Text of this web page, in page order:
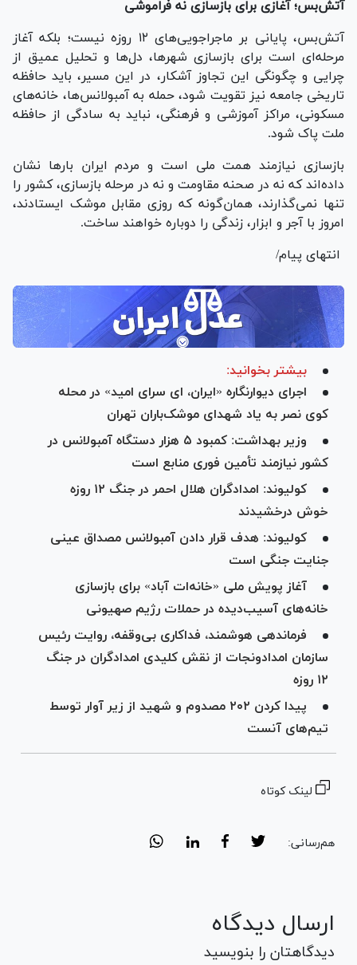
آتش‌بس؛ آغازی برای بازسازی نه فراموشی
آتش‌بس، پایانی بر ماجراجویی‌های ۱۲ روزه نیست؛ بلکه آغاز
مرحله‌ای است برای بازسازی شهرها، دل‌ها و تحلیل عمیق از
چرایی و چگونگی این تجاوز آشکار، در این مسیر، باید حافظه
تاریخی جامعه نیز تقویت شود، حمله به آمبولانس‌ها، خانه‌های
مسکونی، مراکز آموزشی و فرهنگی، نباید به سادگی از حافظه
ملت پاک شود.
بازسازی نیازمند همت ملی است و مردم ایران بار‌ها نشان
داده‌اند که نه در صحنه مقاومت و نه در مرحله بازسازی، کشور را
تنها نمی‌گذارند، همان‌گونه که روزی مقابل موشک ایستادند،
امروز با آجر و ابزار، زندگی را دوباره خواهند ساخت.
انتهای پیام/
بیشتر بخوانید:
اجرای دیوارنگاره «ایران، ای سرای امید» در محله
کوی نصر به یاد شهدای موشک‌باران تهران
وزیر بهداشت: کمبود ۵ هزار دستگاه آمبولانس در
کشور نیازمند تأمین فوری منابع است
کولیوند: امدادگران هلال احمر در جنگ ۱۲ روزه
خوش درخشیدند
کولیوند: هدف قرار دادن آمبولانس مصداق عینی
جنایت جنگی است
آغاز پویش ملی «خانه‌ات آباد» برای بازسازی
خانه‌های آسیب‌دیده در حملات رژیم صهیونی
فرماندهی هوشمند، فداکاری بی‌وقفه، روایت رئیس
سازمان امدادونجات از نقش کلیدی امدادگران در جنگ
۱۲ روزه
پیدا کردن ۲۰۲ مصدوم و شهید از زیر آوار توسط
تیم‌های آنست
لینک کوتاه
هم‌رسانی:
ارسال دیدگاه
دیدگاهتان را بنویسید